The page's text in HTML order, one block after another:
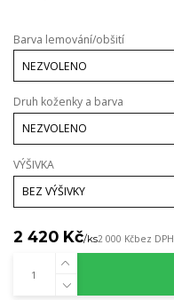
Barva lemování/obšití
Druh koženky a barva
VÝŠIVKA
2 420 Kč/ks2 000 Kčbez DPH